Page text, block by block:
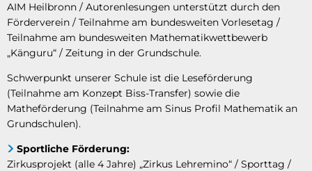
AIM Heilbronn / Autorenlesungen unterstützt durch den
Förderverein / Teilnahme am bundesweiten Vorlesetag /
Teilnahme am bundesweiten Mathematikwettbewerb
„Känguru“ / Zeitung in der Grundschule.
Schwerpunkt unserer Schule ist die Leseförderung
(Teilnahme am Konzept Biss-Transfer) sowie die
Matheförderung (Teilnahme am Sinus Profil Mathematik an
Grundschulen).
Sportliche Förderung:
Zirkusprojekt (alle 4 Jahre) „Zirkus Lehremino“ / Sporttag /